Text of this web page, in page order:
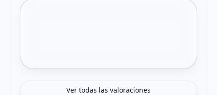
Ver todas las valoraciones